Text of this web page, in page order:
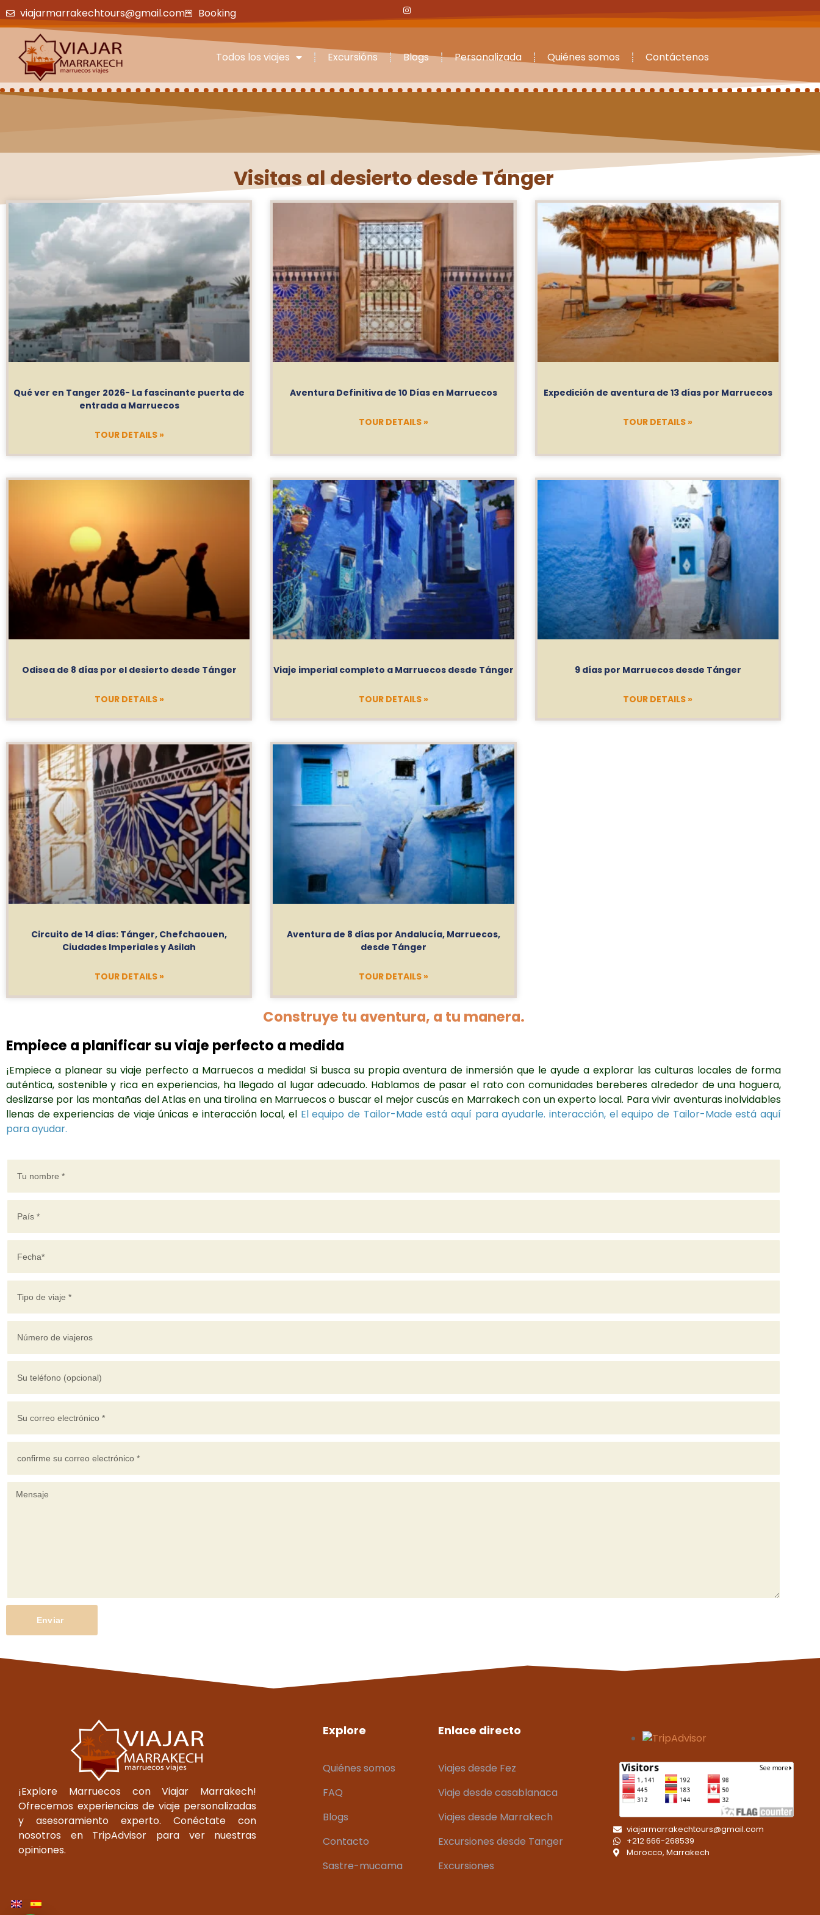
viajarmarrakechtours@gmail.com Booking
Todos los viajes Excursións Blogs Personalizada Quiénes somos Contáctenos
Visitas al desierto desde Tánger
Qué ver en Tanger 2026- La fascinante puerta de
entrada a Marruecos
TOUR DETAILS »
Aventura Definitiva de 10 Días en Marruecos
TOUR DETAILS »
Expedición de aventura de 13 días por Marruecos
TOUR DETAILS »
Odisea de 8 días por el desierto desde Tánger
TOUR DETAILS »
Viaje imperial completo a Marruecos desde Tánger
TOUR DETAILS »
9 días por Marruecos desde Tánger
TOUR DETAILS »
Circuito de 14 días: Tánger, Chefchaouen,
Ciudades Imperiales y Asilah
TOUR DETAILS »
Aventura de 8 días por Andalucía, Marruecos,
desde Tánger
TOUR DETAILS »
Construye tu aventura, a tu manera.
Empiece a planificar su viaje perfecto a medida
¡Empiece a planear su viaje perfecto a Marruecos a medida! Si busca su propia aventura de inmersión que le ayude a explorar las culturas locales de forma
auténtica, sostenible y rica en experiencias, ha llegado al lugar adecuado. Hablamos de pasar el rato con comunidades bereberes alrededor de una hoguera,
deslizarse por las montañas del Atlas en una tirolina en Marruecos o buscar el mejor cuscús en Marrakech con un experto local. Para vivir aventuras inolvidables
llenas de experiencias de viaje únicas e interacción local, el El equipo de Tailor-Made está aquí para ayudarle. interacción, el equipo de Tailor-Made está aquí
para ayudar.
Enviar
¡Explore Marruecos con Viajar Marrakech!
Ofrecemos experiencias de viaje personalizadas
y asesoramiento experto. Conéctate con
nosotros en TripAdvisor para ver nuestras
opiniones.
Explore
Quiénes somos
FAQ
Blogs
Contacto
Sastre-mucama
Enlace directo
Viajes desde Fez
Viaje desde casablanaca
Viajes desde Marrakech
Excursiones desde Tanger
Excursiones
viajarmarrakechtours@gmail.com
+212 666-268539
Morocco, Marrakech